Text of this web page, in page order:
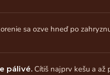
sa ozve hneď po
pálivé. Cítiš najprv kešu a